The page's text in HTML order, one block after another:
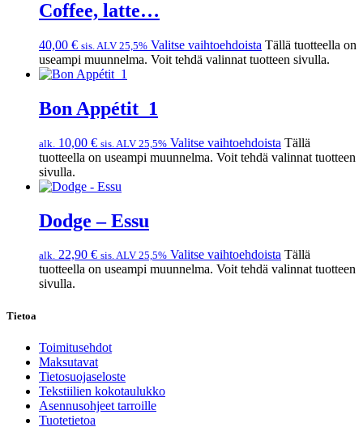
Coffee, latte…
40,00 € sis. ALV 25,5% Valitse vaihtoehdoista Tällä tuotteella on
useampi muunnelma. Voit tehdä valinnat tuotteen sivulla.
Bon Appétit_1
alk. 10,00 € sis. ALV 25,5% Valitse vaihtoehdoista Tällä
tuotteella on useampi muunnelma. Voit tehdä valinnat tuotteen
sivulla.
Dodge – Essu
alk. 22,90 € sis. ALV 25,5% Valitse vaihtoehdoista Tällä
tuotteella on useampi muunnelma. Voit tehdä valinnat tuotteen
sivulla.
Tietoa
Toimitusehdot
Maksutavat
Tietosuojaseloste
Tekstiilien kokotaulukko
Asennusohjeet tarroille
Tuotetietoa